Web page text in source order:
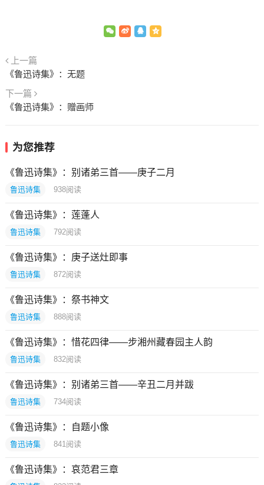
上一篇
《鲁迅诗集》：无题
下一篇
《鲁迅诗集》：赠画师
为您推荐
《鲁迅诗集》：别诸弟三首——庚子二月
鲁迅诗集 938阅读
《鲁迅诗集》：莲蓬人
鲁迅诗集 792阅读
《鲁迅诗集》：庚子送灶即事
鲁迅诗集 872阅读
《鲁迅诗集》：祭书神文
鲁迅诗集 888阅读
《鲁迅诗集》：惜花四律——步湘州藏春园主人韵
鲁迅诗集 832阅读
《鲁迅诗集》：别诸弟三首——辛丑二月并跋
鲁迅诗集 734阅读
《鲁迅诗集》：自题小像
鲁迅诗集 841 阅读
《鲁迅诗集》：哀范君三章